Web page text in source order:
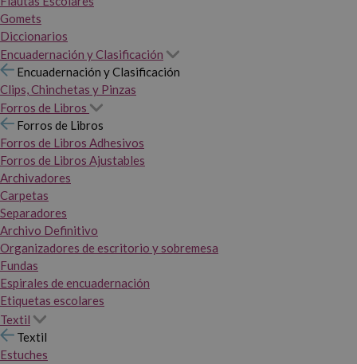
Gomets
Diccionarios
Encuadernación y Clasificación
Encuadernación y Clasificación
Clips, Chinchetas y Pinzas
Forros de Libros
Forros de Libros
Forros de Libros Adhesivos
Forros de Libros Ajustables
Archivadores
Carpetas
Separadores
Archivo Definitivo
Organizadores de escritorio y sobremesa
Fundas
Espirales de encuadernación
Etiquetas escolares
Textil
Textil
Estuches